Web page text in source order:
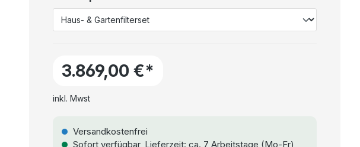
3.869,00 €*
inkl. Mwst
Versandkostenfrei
Sofort verfügbar, Lieferzeit: ca. 7 Arbeitstage (Mo-Fr)